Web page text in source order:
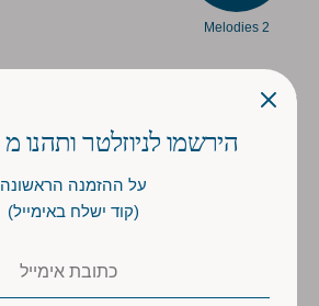
2 Melodies
שיתוף
הירשמו לניוזלטר ותהנו מ 5% הנחה
על ההזמנה הראשונה
(קוד ישלח באימייל)